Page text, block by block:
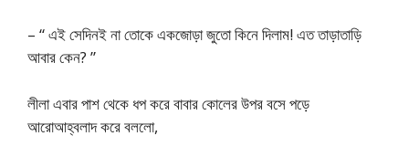
– “ এই সেদিনই না তোকে একজোড়া জুতো কিনে দিলাম! এত তাড়াতাড়ি
আবার কেন? ”
লীলা এবার পাশ থেকে ধপ করে বাবার কোলের উপর বসে পড়ে
আরোআহ্বলাদ করে বললো,